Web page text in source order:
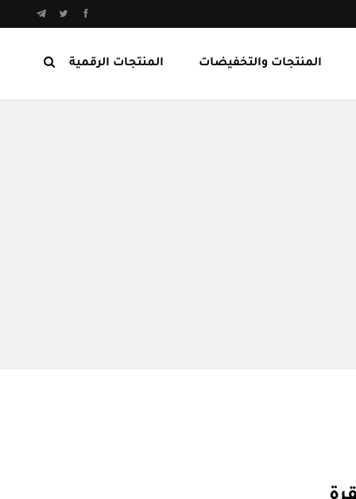
المنتجات الرقمية المنتجات والتخفيضات